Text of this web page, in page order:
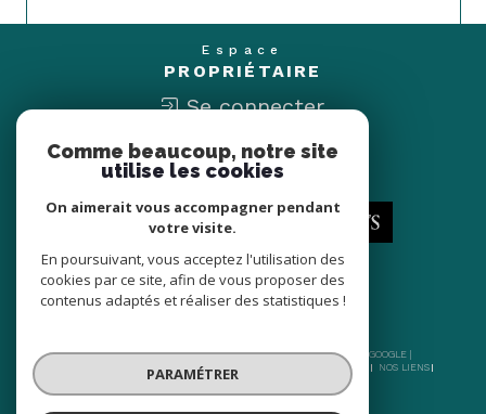
Espace
PROPRIÉTAIRE
Se connecter
Nous
ADHÉRONS
© 2026 | TOUS DROITS RÉSERVÉS | TRADUCTION POWERED BY GOOGLE |
PLAN DU SITE MENTIONS LÉGALES ADMIN
NOS LIENS
POLITIQUE RGPD
Comme beaucoup, notre site
utilise les cookies
On aimerait vous accompagner pendant
votre visite.
En poursuivant, vous acceptez l'utilisation des
cookies par ce site, afin de vous proposer des
contenus adaptés et réaliser des statistiques !
PARAMÉTRER